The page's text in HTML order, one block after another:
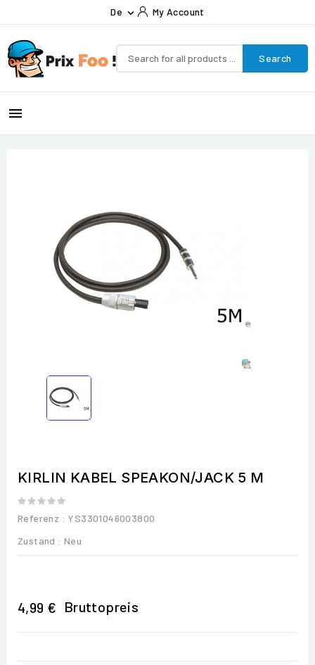
De  My Account
Search

KIRLIN KABEL SPEAKON/JACK 5 M
Referenz : YS3301046003800
Zustand : Neu
4,99 € Bruttopreis